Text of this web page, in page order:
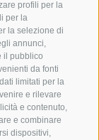
profili per la
per la
la selezione di
annunci,
il pubblico
da fonti
limitati per la
e rilevare
e contenuto,
e combinare
dispositivi,